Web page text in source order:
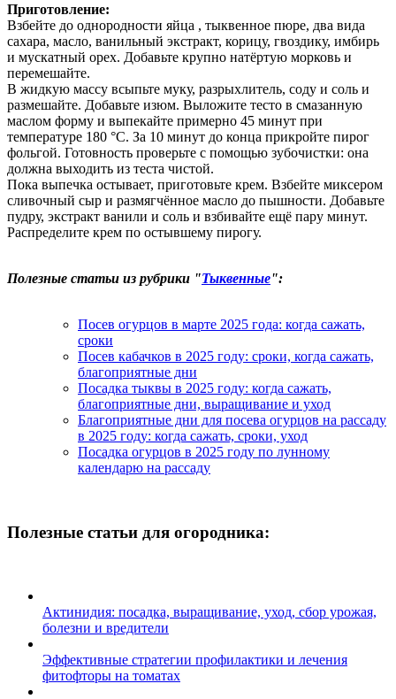
Приготовление:
Взбейте до однородности яйца , тыквенное пюре, два вида
сахара, масло, ванильный экстракт, корицу, гвоздику, имбирь
и мускатный орех. Добавьте крупно натёртую морковь и
перемешайте.
В жидкую массу всыпьте муку, разрыхлитель, соду и соль и
размешайте. Добавьте изюм. Выложите тесто в смазанную
маслом форму и выпекайте примерно 45 минут при
температуре 180 °C. За 10 минут до конца прикройте пирог
фольгой. Готовность проверьте с помощью зубочистки: она
должна выходить из теста чистой.
Пока выпечка остывает, приготовьте крем. Взбейте миксером
сливочный сыр и размягчённое масло до пышности. Добавьте
пудру, экстракт ванили и соль и взбивайте ещё пару минут.
Распределите крем по остывшему пирогу.
Полезные статьи из рубрики "Тыквенные":
Посев огурцов в марте 2025 года: когда сажать,
сроки
Посев кабачков в 2025 году: сроки, когда сажать,
благоприятные дни
Посадка тыквы в 2025 году: когда сажать,
благоприятные дни, выращивание и уход
Благоприятные дни для посева огурцов на рассаду
в 2025 году: когда сажать, сроки, уход
Посадка огурцов в 2025 году по лунному
календарю на рассаду
Полезные статьи для огородника:
Актинидия: посадка, выращивание, уход, сбор урожая,
болезни и вредители
Эффективные стратегии профилактики и лечения
фитофторы на томатах